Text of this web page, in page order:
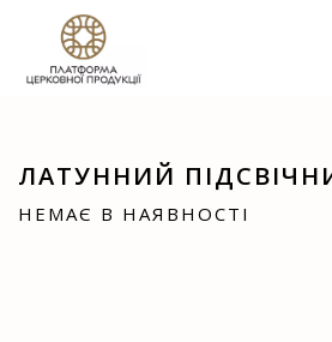
G-60JZFMNRBC
ЛАТУННИЙ
НЕМАЄ В НАЯВНОСТІ